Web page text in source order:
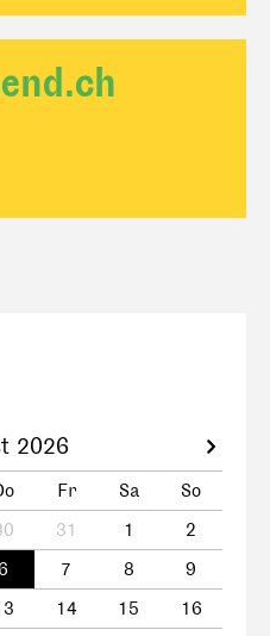
2026
Fr Sa
So
31 1
2
7 8
9
14 15
16